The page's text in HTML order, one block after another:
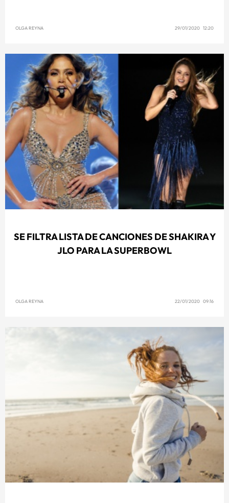
OLGA REYNA 29/01/2020 12:20
SE FILTRA LISTA DE CANCIONES DE SHAKIRA Y
JLO PARA LA SUPERBOWL
OLGA REYNA 22/01/2020 09:16